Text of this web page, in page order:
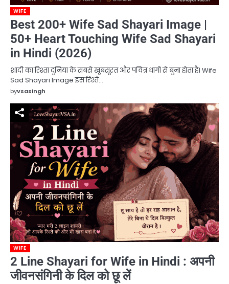
WIFE
Best 200+ Wife Sad Shayari Image |
50+ Heart Touching Wife Sad Shayari
in Hindi (2026)
शादी का रिश्ता दुनिया के सबसे खूबसूरत और पवित्र धागों से बुना होता है। Wife
Sad Shayari Image इस रिश्ते…
byvsasingh
WIFE
2 Line Shayari for Wife in Hindi : अपनी
जीवनसंगिनी के दिल को छू लें